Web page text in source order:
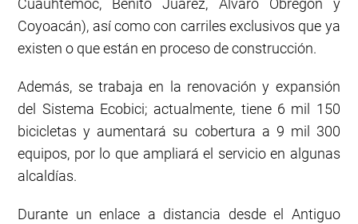
Cuauhtémoc, Benito Juárez, Álvaro Obregón y
Coyoacán), así como con carriles exclusivos que ya
existen o que están en proceso de construcción.
Además, se trabaja en la renovación y expansión
del Sistema Ecobici; actualmente, tiene 6 mil 150
bicicletas y aumentará su cobertura a 9 mil 300
equipos, por lo que ampliará el servicio en algunas
alcaldías.
Durante un enlace a distancia desde el Antiguo